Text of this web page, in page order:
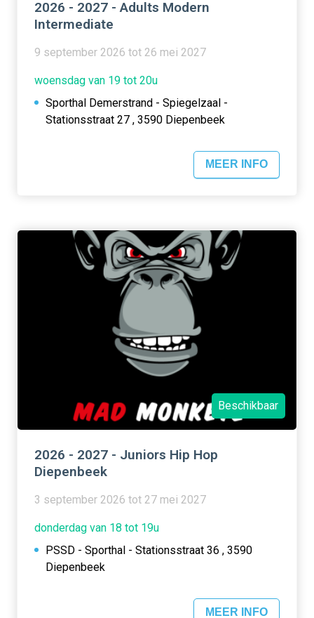
2026 - 2027 - Adults Modern
Intermediate
9 september 2026 tot 26 mei 2027
woensdag van 19 tot 20u
Sporthal Demerstrand - Spiegelzaal -
Stationsstraat 27 , 3590 Diepenbeek
MEER INFO
Beschikbaar
2026 - 2027 - Juniors Hip Hop
Diepenbeek
3 september 2026 tot 27 mei 2027
donderdag van 18 tot 19u
PSSD - Sporthal - Stationsstraat 36 , 3590
Diepenbeek
MEER INFO